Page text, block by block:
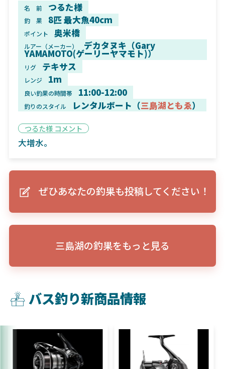
名 前 つるた様
釣 果 8匹 最大魚40cm
ポイント 奥米橋
ルアー（メーカー） デカタヌキ（Gary
YAMAMOTO(ゲーリーヤマモト)）
リグ テキサス
レンジ 1m
良い釣果の時間帯 11:00-12:00
釣りのスタイル レンタルボート（三島湖ともゑ）
つるた様 コメント
大増水。
ぜひあなたの釣果も投稿してください！
三島湖の釣果をもっと見る
バス釣り新商品情報